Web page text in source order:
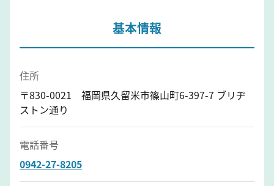
基本情報
住所
〒830-0021 福岡県久留米市篠山町6-397-7 ブリヂ
ストン通り
電話番号
0942-27-8205